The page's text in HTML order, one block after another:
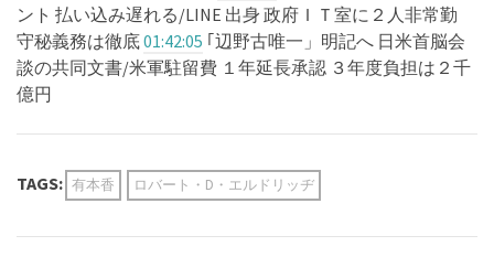
ント 払い込み遅れる/LINE 出身 政府ＩＴ室に２人非常勤
守秘義務は徹底01:42:05 ​​​​​​​​​​​​ ｢辺野古唯一」明記へ 日米首脳会
談の共同文書/米軍駐留費 １年延長承認 ３年度負担は２千
億円
TAGS: 有本香 ロバート・D・エルドリッヂ